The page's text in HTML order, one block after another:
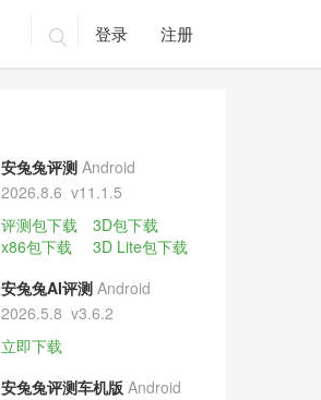
 登录 注册
安兔兔评测 Android
2026.8.6 v11.1.5
评测包下载
3D包下载
x86包下载
3D Lite包下载
安兔兔AI评测 Android
2026.5.8 v3.6.2
立即下载
安兔兔评测车机版 Android